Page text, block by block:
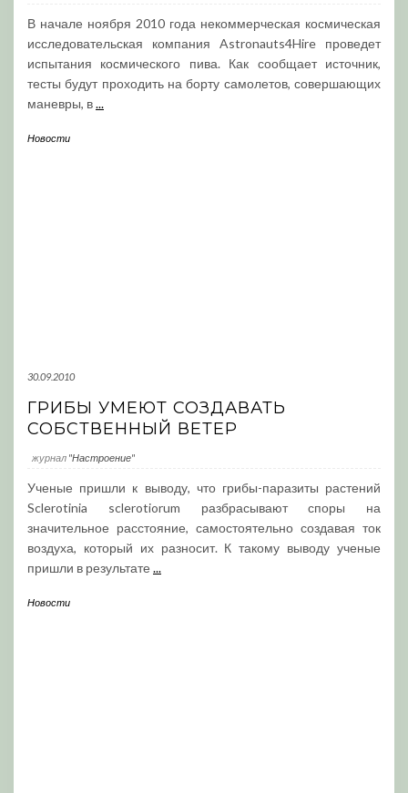
В начале ноября 2010 года некоммерческая космическая
исследовательская компания Astronauts4Hire проведет
испытания космического пива. Как сообщает источник,
тесты будут проходить на борту самолетов, совершающих
маневры, в...
Новости
30.09.2010
ГРИБЫ УМЕЮТ СОЗДАВАТЬ
СОБСТВЕННЫЙ ВЕТЕР
журнал "Настроение"
Ученые пришли к выводу, что грибы-паразиты растений
Sclerotinia sclerotiorum разбрасывают споры на
значительное расстояние, самостоятельно создавая ток
воздуха, который их разносит. К такому выводу ученые
пришли в результате ...
Новости